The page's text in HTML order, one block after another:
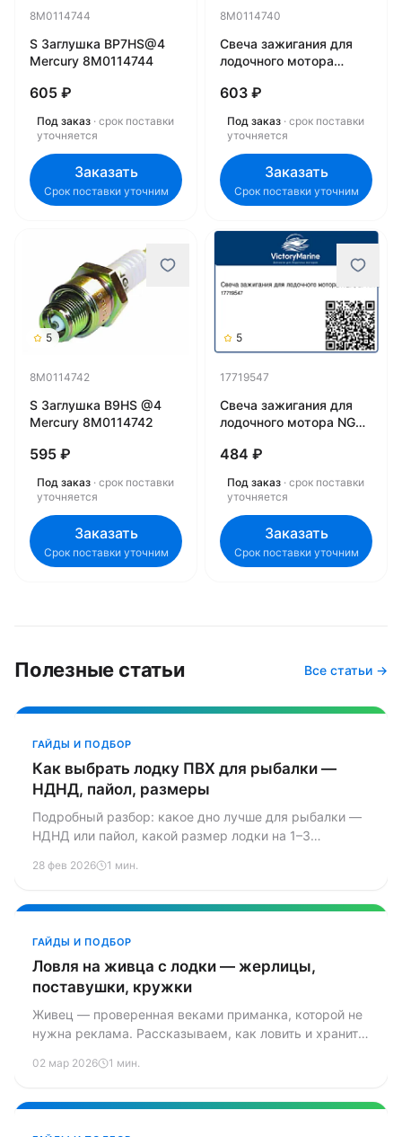
8M0114744
S Заглушка BP7HS@4
Mercury 8M0114744
605 ₽
Под заказ · срок поставки
уточняется
Заказать
Срок поставки уточним
8M0114740
Свеча зажигания для
лодочного мотора
603 ₽
Под заказ · срок поставки
уточняется
Заказать
Срок поставки уточним
5
8M0114742
S Заглушка B9HS @4
Mercury 8M0114742
595 ₽
Под заказ · срок поставки
уточняется
Заказать
Срок поставки уточним
5
17719547
Свеча зажигания для
лодочного мотора NGK,
484 ₽
Под заказ · срок поставки
уточняется
Заказать
Срок поставки уточним
Полезные статьи Все статьи →
ГАЙДЫ И ПОДБОР
Как выбрать лодку ПВХ для рыбалки —
НДНД, пайол, размеры
Подробный разбор: какое дно лучше для рыбалки —
НДНД или пайол, какой размер лодки на 1–3
практики и конкретными цифрами.
28 фев 2026 1 мин.
ГАЙДЫ И ПОДБОР
Ловля на живца с лодки — жерлицы,
поставушки, кружки
Живец — проверенная веками приманка, которой не
нужна реклама. Рассказываем, как ловить и хранить
лодки — и не нарушить закон.
02 мар 2026 1 мин.